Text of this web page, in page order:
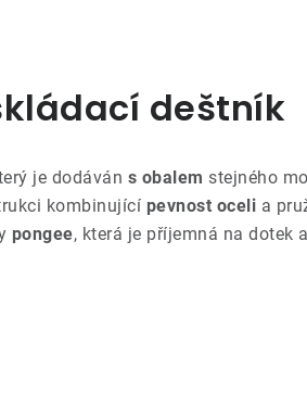
deštník
je dodáván s obalem stejného
kombinující pevnost oceli a
pongee, která je příjemná na dotek